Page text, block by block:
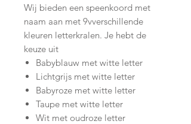
Wij bieden een speenkoord met
naam aan met 9vverschillende
kleuren letterkralen. Je hebt de
keuze uit
Babyblauw met witte letter
Lichtgrijs met witte letter
Babyroze met witte letter
Taupe met witte letter
Wit met oudroze letter